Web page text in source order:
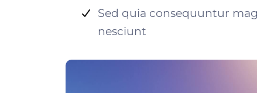
Sed quia consequuntur
nesciunt